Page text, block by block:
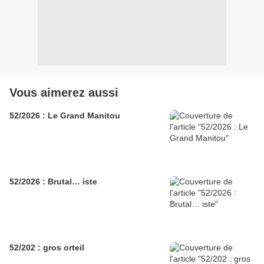
Vous aimerez aussi
52/2026 : Le Grand Manitou
52/2026 : Brutal… iste
52/202 : gros orteil